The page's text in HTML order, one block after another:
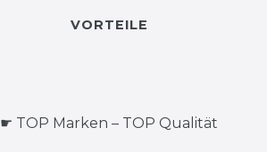
VORTEILE
☛ TOP Marken – TOP Qualität